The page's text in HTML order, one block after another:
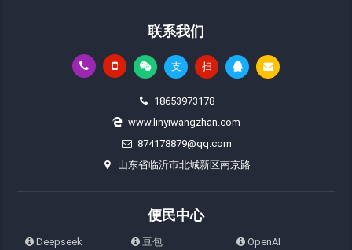
联系我们
支 扫
18653973178
www.linyiwangzhan.com
874178879@qq.com
山东省临沂市北城新区南京路
便民中心
Deepseek 豆包
OpenAI